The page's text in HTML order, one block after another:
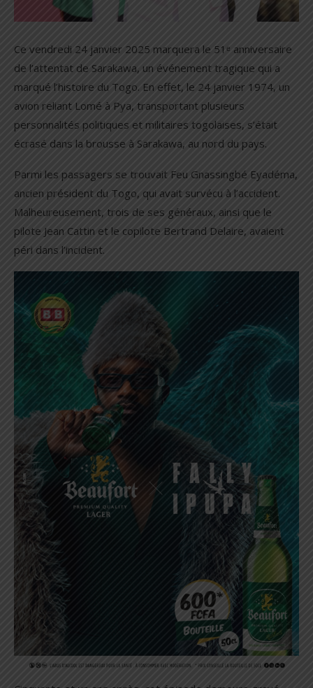
Ce vendredi 24 janvier 2025 marquera le 51ᵉ anniversaire
de l’attentat de Sarakawa, un événement tragique qui a
marqué l’histoire du Togo. En effet, le 24 janvier 1974, un
avion reliant Lomé à Pya, transportant plusieurs
personnalités politiques et militaires togolaises, s’était
écrasé dans la brousse à Sarakawa, au nord du pays.
Parmi les passagers se trouvait Feu Gnassingbé Eyadéma,
ancien président du Togo, qui avait survécu à l’accident.
Malheureusement, trois de ses généraux, ainsi que le
pilote Jean Cattin et le copilote Bertrand Delaire, avaient
péri dans l’incident.